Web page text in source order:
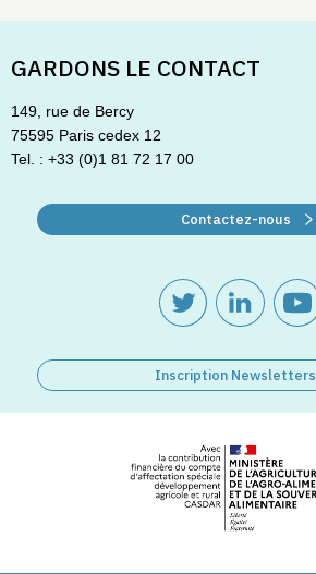
GARDONS LE CONTACT
149, rue de Bercy
75595 Paris cedex 12
Tel. : +33 (0)1 81 72 17 00
Contactez-nous
Inscription Newsletters